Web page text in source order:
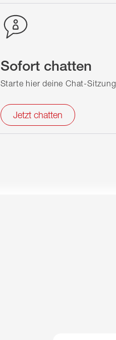
Sofort chatten
Starte hier deine Chat-Sitzung.
Jetzt chatten